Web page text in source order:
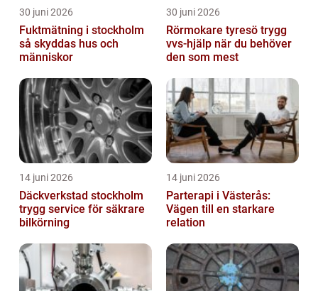
30 juni 2026
Fuktmätning i stockholm
så skyddas hus och
människor
30 juni 2026
Rörmokare tyresö trygg
vvs-hjälp när du behöver
den som mest
14 juni 2026
Däckverkstad stockholm
trygg service för säkrare
bilkörning
14 juni 2026
Parterapi i Västerås:
Vägen till en starkare
relation